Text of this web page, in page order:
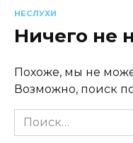
НЕСЛУХИ
Ничего не
Похоже, мы не
Возможно, поиск
Search
for: